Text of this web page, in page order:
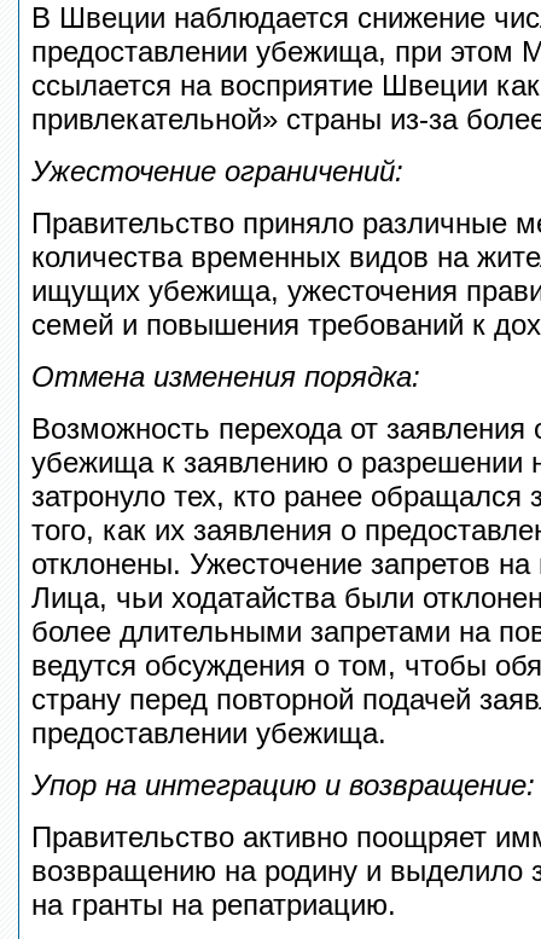
В Швеции наблюдается снижение
предоставлении убежища, при этом
ссылается на восприятие Швеции
привлекательной» страны из-за
Ужесточение ограничений:
Правительство приняло различные
количества временных видов на
ищущих убежища, ужесточения
семей и повышения требований к
Отмена изменения порядка:
Возможность перехода от заявления
убежища к заявлению о разрешении
затронуло тех, кто ранее
того, как их заявления о
отклонены. Ужесточение запретов
Лица, чьи ходатайства были
более длительными запретами на
ведутся обсуждения о том, чтобы
страну перед повторной подачей
предоставлении убежища.
Упор на интеграцию и возвращение:
Правительство активно поощряет
возвращению на родину и выделило
на гранты на репатриацию.